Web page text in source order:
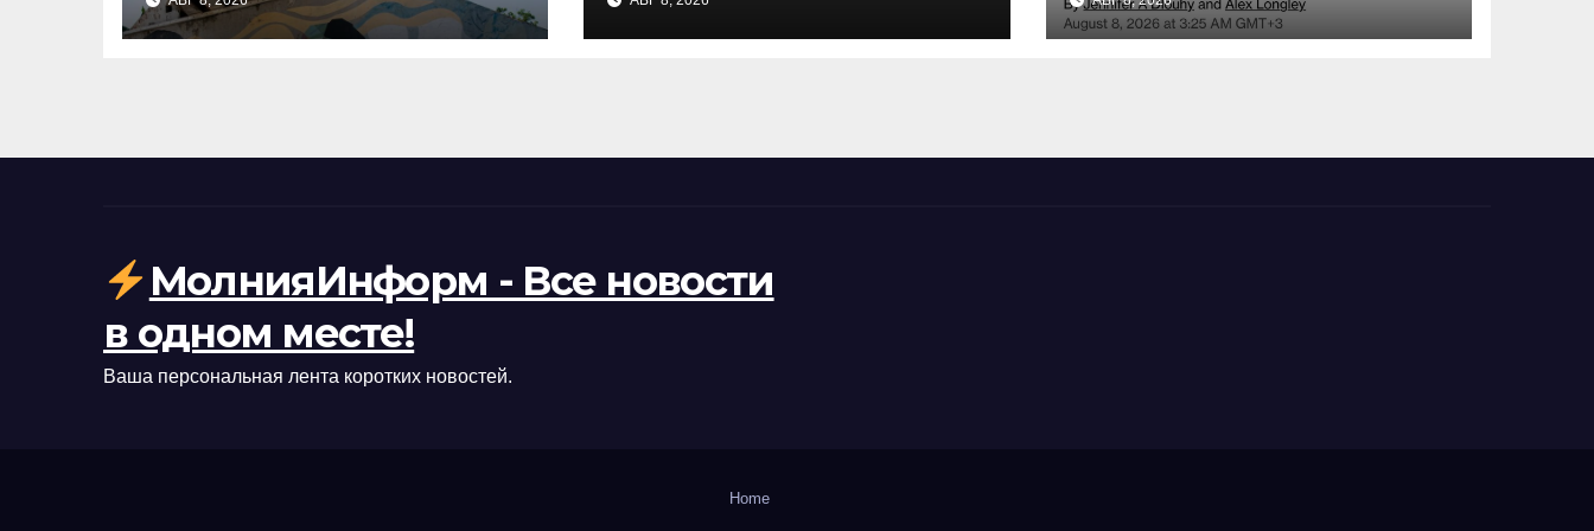
случай смены власти
ЧС на Окинаве и в
Кагосиме
инфраструктуре в
Черном море: что это
МолнияИнформ - Все новости
в одном месте!
Ваша персональная лента коротких новостей.
Home